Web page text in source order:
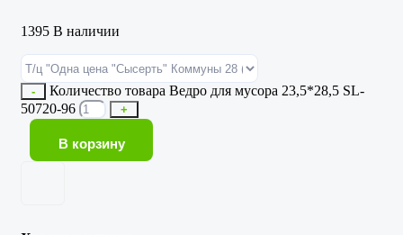
1395 В наличии
-
Количество товара Ведро для мусора 23,5*28,5 SL-
50720-96
+
В корзину